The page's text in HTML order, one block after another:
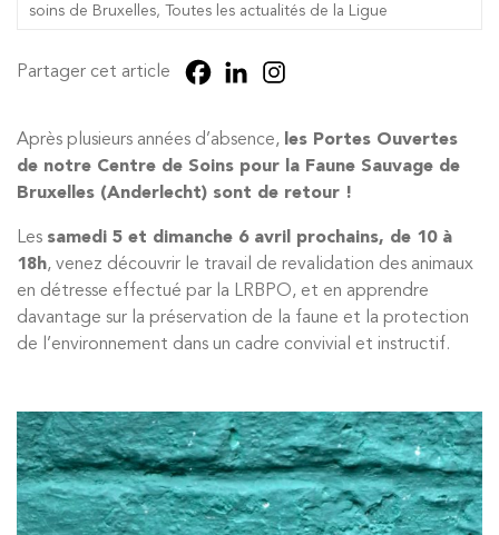
soins de Bruxelles, Toutes les actualités de la Ligue
Partager cet article
Après plusieurs années d’absence, les Portes Ouvertes
de notre Centre de Soins pour la Faune Sauvage de
Bruxelles (Anderlecht) sont de retour !
Les samedi 5 et dimanche 6 avril prochains, de 10 à
18h, venez découvrir le travail de revalidation des animaux
en détresse effectué par la LRBPO, et en apprendre
davantage sur la préservation de la faune et la protection
de l’environnement dans un cadre convivial et instructif.